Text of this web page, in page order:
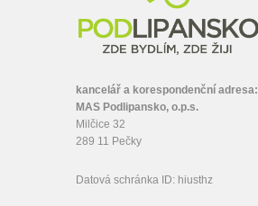
kancelář a korespondenční adresa:
MAS Podlipansko, o.p.s.
Milčice 32
289 11 Pečky
Datová schránka ID: hiusthz